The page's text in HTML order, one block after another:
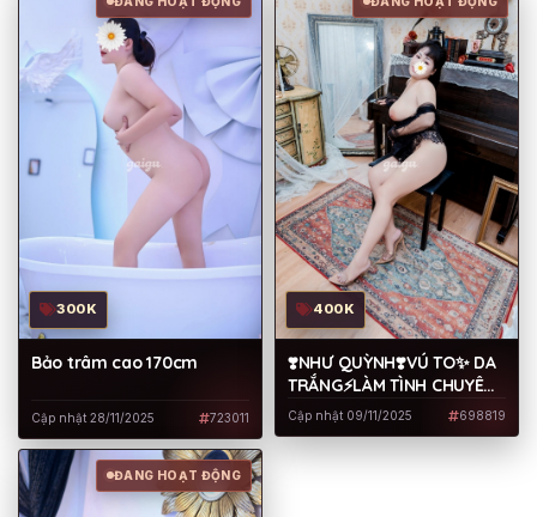
300K
Bảo trâm cao 170cm
Cập nhật 28/11/2025 723011
400K
❣️NHƯ QUỲNH❣️VÚ TO✨ DA
TRẮNG⚡LÀM TÌNH CHUYÊN
NGHIỆP
Cập nhật 09/11/2025 698819
ĐANG HOẠT ĐỘNG